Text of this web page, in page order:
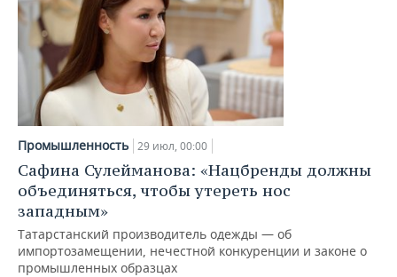
Промышленность 29 июл, 00:00
Сафина Сулейманова: «Нацбренды должны
объединяться, чтобы утереть нос
западным»
Татарстанский производитель одежды — об
импортозамещении, нечестной конкуренции и законе о
промышленных образцах